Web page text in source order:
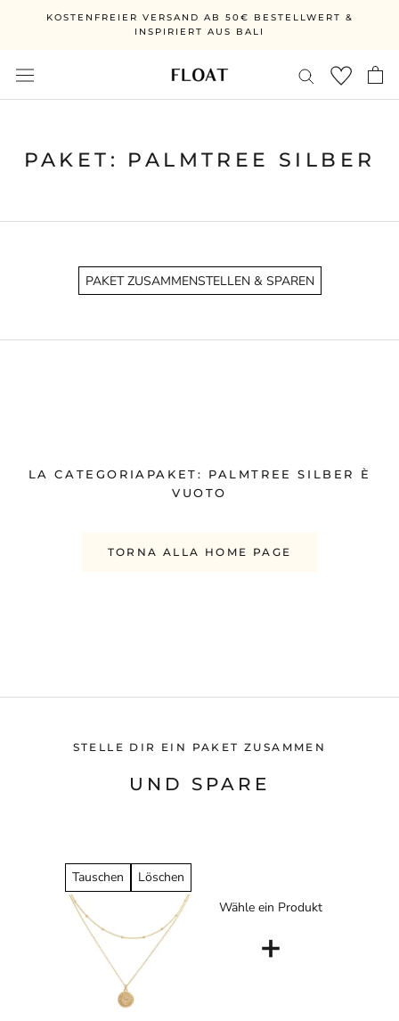
contenuto
KOSTENFREIER VERSAND AB 50€ BESTELLWERT &
INSPIRIERT AUS BALI
PAKET: PALMTREE SILBER
PAKET ZUSAMMENSTELLEN & SPAREN
LA CATEGORIAPAKET: PALMTREE SILBER È
VUOTO
TORNA ALLA HOME PAGE
STELLE DIR EIN PAKET ZUSAMMEN
UND SPARE
Tauschen Löschen
Wähle ein Produkt
+